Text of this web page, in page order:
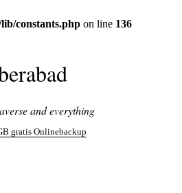
constants.php on line 136
and everything
gratis Onlinebackup